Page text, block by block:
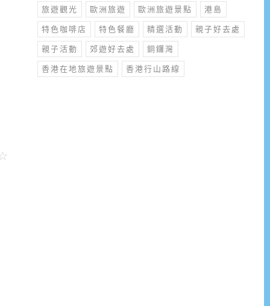
旅遊觀光 歐洲旅遊 歐洲旅遊景點 港島
特色咖啡店 特色餐廳 精選活動 親子好去處
親子活動 郊遊好去處 銅鑼灣
香港在地旅遊景點 香港行山路線